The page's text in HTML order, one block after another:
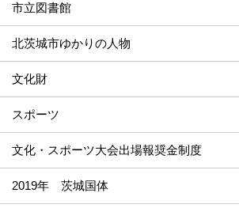
市立図書館
北茨城市ゆかりの人物
文化財
スポーツ
文化・スポーツ大会出場報奨金制度
2019年 茨城国体